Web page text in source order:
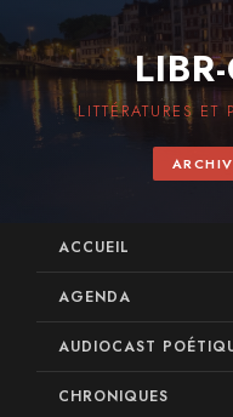
LITTÉRATURES
ACCUEIL
AGENDA
AUDIOCAST
CHRONIQUES